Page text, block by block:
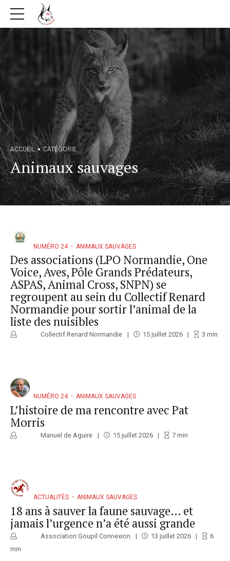
ACCUEIL CATÉGORIE
Animaux sauvages
NUMÉRO 24 ANIMAUX SAUVAGES
Des associations (LPO Normandie, One
Voice, Aves, Pôle Grands Prédateurs,
ASPAS, Animal Cross, SNPN) se
regroupent au sein du Collectif Renard
Normandie pour sortir l’animal de la
liste des nuisibles
Collectif Renard Normandie 15 juillet 2026 3 min
NUMÉRO 24 ANIMAUX SAUVAGES
L’histoire de ma rencontre avec Pat
Morris
Manuel de Aguire 15 juillet 2026 7min
ACTUALITÉS ANIMAUX SAUVAGES
18 ans à sauver la faune sauvage… et
jamais l’urgence n’a été aussi grande
Association Goupil Connexion 13 juillet 2026
6
min